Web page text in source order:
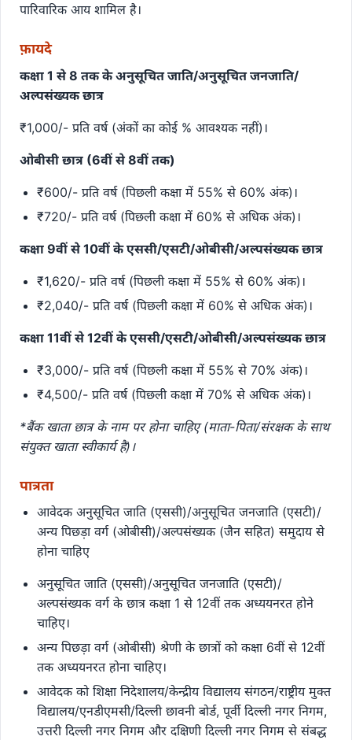
पारिवारिक आय शामिल है।
फ़ायदे
कक्षा 1 से 8 तक के अनुसूचित जाति/अनुसूचित जनजाति/
अल्पसंख्यक छात्र
₹1,000/- प्रति वर्ष (अंकों का कोई % आवश्यक नहीं)।
ओबीसी छात्र (6वीं से 8वीं तक)
₹600/- प्रति वर्ष (पिछली कक्षा में 55% से 60% अंक)।
₹720/- प्रति वर्ष (पिछली कक्षा में 60% से अधिक अंक)।
कक्षा 9वीं से 10वीं के एससी/एसटी/ओबीसी/अल्पसंख्यक छात्र
₹1,620/- प्रति वर्ष (पिछली कक्षा में 55% से 60% अंक)।
₹2,040/- प्रति वर्ष (पिछली कक्षा में 60% से अधिक अंक)।
कक्षा 11वीं से 12वीं के एससी/एसटी/ओबीसी/अल्पसंख्यक छात्र
₹3,000/- प्रति वर्ष (पिछली कक्षा में 55% से 70% अंक)।
₹4,500/- प्रति वर्ष (पिछली कक्षा में 70% से अधिक अंक)।
*बैंक खाता छात्र के नाम पर होना चाहिए (माता-पिता/संरक्षक के साथ
संयुक्त खाता स्वीकार्य है)।
पात्रता
आवेदक अनुसूचित जाति (एससी)/अनुसूचित जनजाति (एसटी)/
अन्य पिछड़ा वर्ग (ओबीसी)/अल्पसंख्यक (जैन सहित) समुदाय से
होना चाहिए
अनुसूचित जाति (एससी)/अनुसूचित जनजाति (एसटी)/
अल्पसंख्यक वर्ग के छात्र कक्षा 1 से 12वीं तक अध्ययनरत होने
चाहिए।
अन्य पिछड़ा वर्ग (ओबीसी) श्रेणी के छात्रों को कक्षा 6वीं से 12वीं
तक अध्ययनरत होना चाहिए।
आवेदक को शिक्षा निदेशालय/केन्द्रीय विद्यालय संगठन/राष्ट्रीय मुक्त
विद्यालय/एनडीएमसी/दिल्ली छावनी बोर्ड, पूर्वी दिल्ली नगर निगम,
उत्तरी दिल्ली नगर निगम और दक्षिणी दिल्ली नगर निगम से संबद्ध